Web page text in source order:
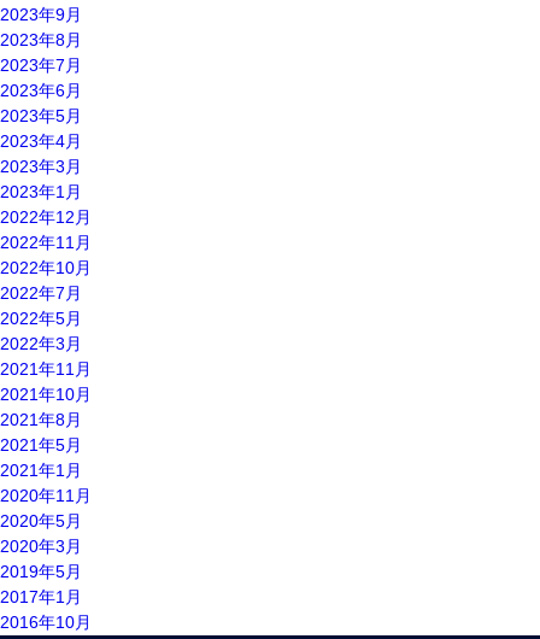
2023年9月
2023年8月
2023年7月
2023年6月
2023年5月
2023年4月
2023年3月
2023年1月
2022年12月
2022年11月
2022年10月
2022年7月
2022年5月
2022年3月
2021年11月
2021年10月
2021年8月
2021年5月
2021年1月
2020年11月
2020年5月
2020年3月
2019年5月
2017年1月
2016年10月